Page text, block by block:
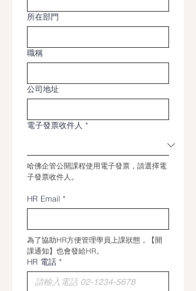
所在部門
職稱
公司地址
電子發票收件人 *
哈佛企管公開課程使用電子發票，請選擇電
子發票收件人。
HR Email *
為了協助HR方便管理學員上課狀態，【開
課通知】也會發給HR。
HR 電話 *